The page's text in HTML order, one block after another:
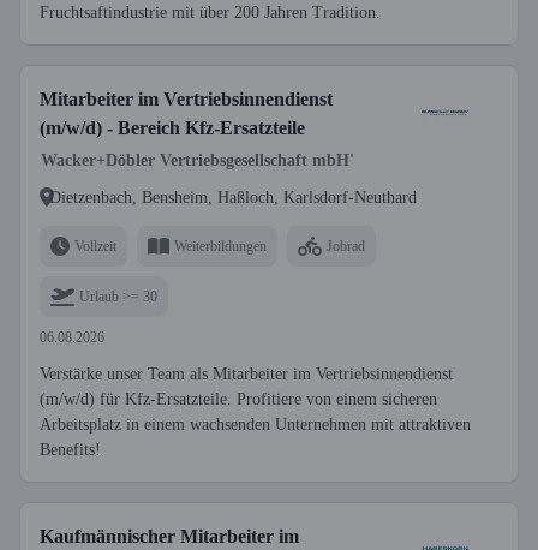
Fruchtsaftindustrie mit über 200 Jahren Tradition.
Mitarbeiter im Vertriebsinnendienst
(m/w/d) - Bereich Kfz-Ersatzteile
Wacker+Döbler Vertriebsgesellschaft mbH'
Dietzenbach, Bensheim, Haßloch, Karlsdorf-Neuthard
Vollzeit Weiterbildungen Jobrad
Urlaub >= 30
06.08.2026
Verstärke unser Team als Mitarbeiter im Vertriebsinnendienst
(m/w/d) für Kfz-Ersatzteile. Profitiere von einem sicheren
Arbeitsplatz in einem wachsenden Unternehmen mit attraktiven
Benefits!
Kaufmännischer Mitarbeiter im